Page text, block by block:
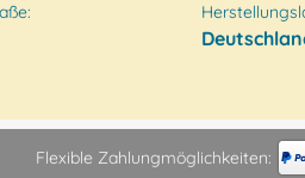
Flexible Zahlungmöglichkeiten: